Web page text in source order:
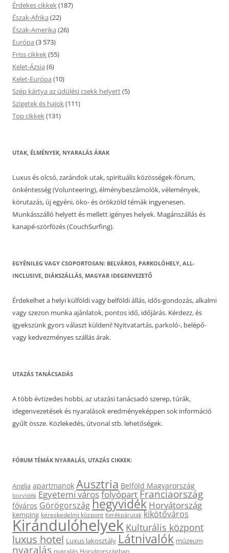
Érdekes cikkek(187)
Észak-Afrika (22)
Észak-Amerika (26)
Európa (3 573)
Friss cikkek(55)
Kelet-Ázsia (6)
Kelet-Európa (10)
Szép kártya az üdülési csekk helyett(5)
Szigetek és hajok(111)
Top cikkek(131)
UTAK, ÉLMÉNYEK, NYARALÁS ÁRAK
Luxus és olcsó, zarándok utak, spirituális közösségek-fórum,
önkéntesség (Volunteering), élménybeszámolók, vélemények,
körutazás, új egyéni, öko- és örökzöld témák ingyenesen.
Munkásszálló helyett és mellett igényes helyek. Magánszállás és
kanapé-szörfözés (CouchSurfing).
EGYÉNILEG VAGY CSOPORTOSAN: BELVÁROS, PARKOLÓHELY, ALL-
INCLUSIVE, DIÁKSZÁLLÁS, MAGYAR IDEGENVEZETŐ
Érdekelhet a helyi külföldi vagy belföldi állás, idős-gondozás, alkalmi
vagy szezon munka ajánlatok, pontos idő, időjárás. Kérdezz, és
igyekszünk gyors választ küldeni! Nyitvatartás, parkoló-, belépő-
vagy kedvezményes szállás árak.
UTAZÁS TANÁCSADÁS
A több évtizedes hobbi, az utazási tanácsadó szerep, túrák,
idegenvezetések és nyaralások eredményeképpen sok információ
gyűlt össze. Közlekedés, útvonal stb. lehetőségek.
FÓRUM TÉMÁK NYARALÁS, UTAZÁS CIKKEK:
Anglia apartmanok Ausztria Belföld Magyarország
borvidék Egyetemi városfolyópartFranciaország
főváros Görögországhegyvidék Horvátország
kemping kereskedelmi központ Kerékpárutak kikötőváros
Kirándulóhelyek Kulturális központ
luxus hotel Luxus lakosztály Látnivalók múzeum
nyaralás nyaralás Horvátországban